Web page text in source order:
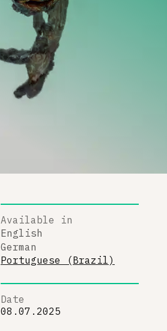
Available in
English
German
Portuguese (Brazil)
Date
08.07.2025